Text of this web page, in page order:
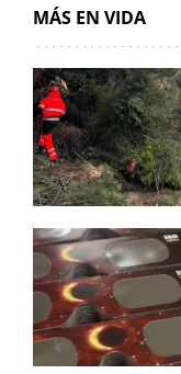
MÁS EN VIDA